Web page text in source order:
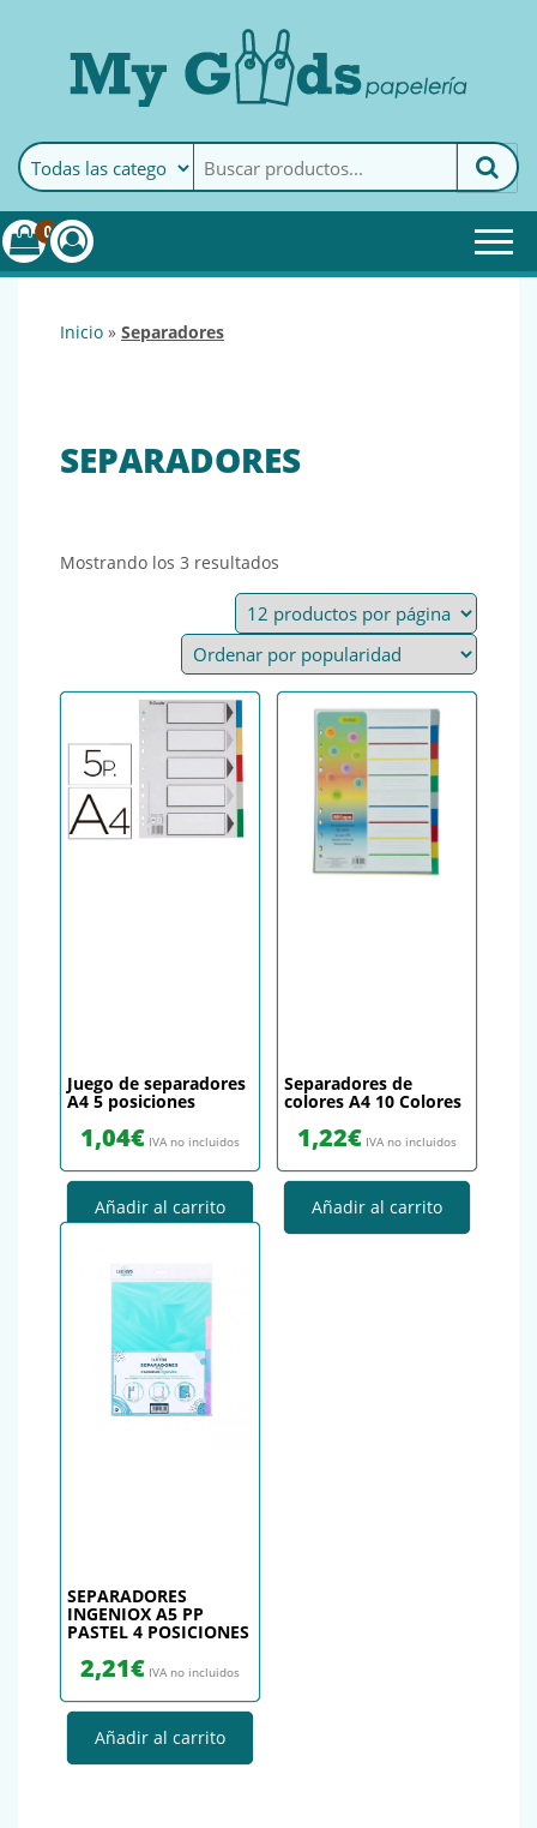
MyGoods · PapeleríaMy Goods es tu papelería
online de confianza. Podrás
encontrar todo lo necesario
0
inicio » separadores
SEPARADORES
Mostrando los 3 resultados
Juego de separadores
A4 5 posiciones
1,04€ IVA no incluidos
Añadir al carrito
Separadores de
colores A4 10 Colores
1,22€ IVA no incluidos
Añadir al carrito
SEPARADORES
INGENIOX A5 PP
PASTEL 4 POSICIONES
2,21€ IVA no incluidos
Añadir al carrito